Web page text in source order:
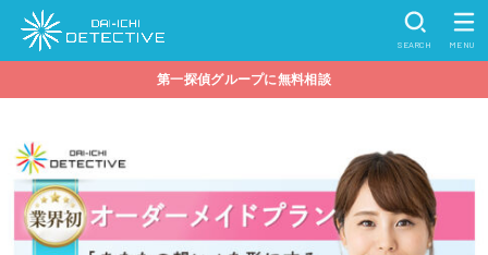
SEARCH MENU
第一探偵グループに無料相談